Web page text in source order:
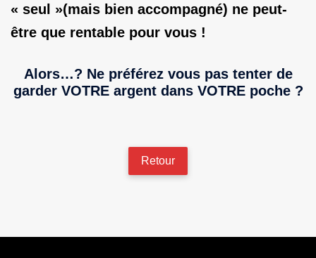
« seul »(mais bien accompagné) ne peut-
être que rentable pour vous !
Alors…? Ne préférez vous pas tenter de
garder VOTRE argent dans VOTRE poche ?
Retour